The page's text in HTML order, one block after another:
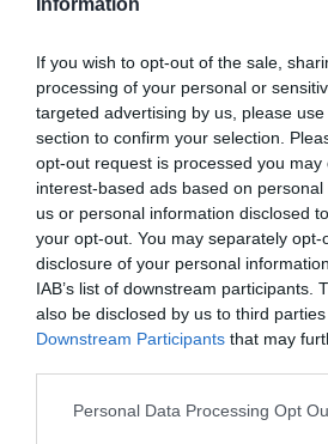
If you wish to opt-out of the sale,
processing of your personal or
targeted advertising by us, please
section to confirm your selection.
opt-out request is processed you may
interest-based ads based on
us or personal information disclosed
your opt-out. You may separately
disclosure of your personal
IAB’s list of downstream participants.
also be disclosed by us to third
Downstream Participants that may
Please note that this website/app
Personal Data Processing Opt
07.08.2026 | 23:02
Τα πρώτα πλάνα ομάδας
στρατιωτών από την
που έφτασαν στη Ρωσία